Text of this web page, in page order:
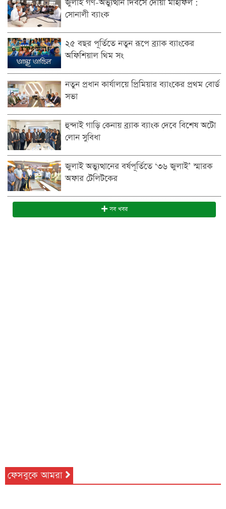
জুলাই গণ-অভ্যুত্থান দিবসে দোয়া মাহফিল :
সোনালী ব্যাংক
২৫ বছর পূর্তিতে নতুন রূপে ব্র্যাক ব্যাংকের
অফিশিয়াল থিম সং
নতুন প্রধান কার্যালয়ে প্রিমিয়ার ব্যাংকের প্রথম বোর্ড
সভা
হুন্দাই গাড়ি কেনায় ব্র্যাক ব্যাংক দেবে বিশেষ অটো
লোন সুবিধা
জুলাই অভ্যুত্থানের বর্ষপূর্তিতে ‘৩৬ জুলাই’ স্মারক
অফার টেলিটকের
সব খবর
ফেসবুকে আমরা